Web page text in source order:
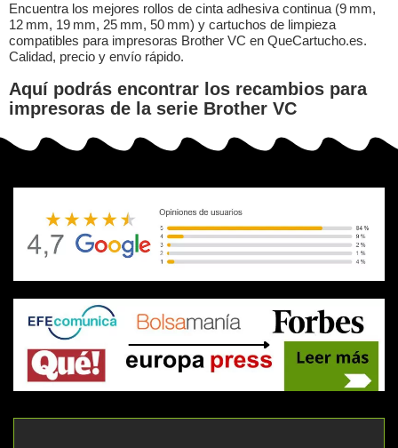
Encuentra los mejores rollos de cinta adhesiva continua (9 mm,
12 mm, 19 mm, 25 mm, 50 mm) y cartuchos de limpieza
compatibles para impresoras Brother VC en QueCartucho.es.
Calidad, precio y envío rápido.
Aquí podrás encontrar los recambios para
impresoras de la serie Brother VC